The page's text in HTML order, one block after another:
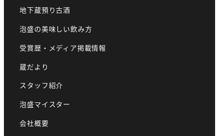
地下蔵預り古酒
泡盛の美味しい飲み方
受賞歴・メディア掲載情報
蔵だより
スタッフ紹介
泡盛マイスター
会社概要